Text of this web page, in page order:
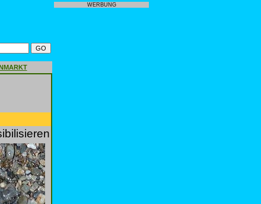
WERBUNG